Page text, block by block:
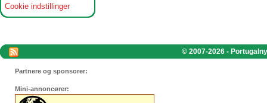
Cookie indstillinger
© 2007-2026 -
Partnere og sponsorer:
Mini-annoncører: